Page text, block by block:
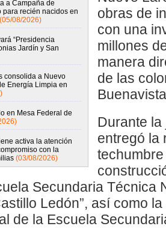
a Campaña de
para recién nacidos en
(05/08/2026)
“Presidencia
Jardín y San
consolida a Nuevo
Energía Limpia en
en Mesa Federal de
activa la atención
con la
(03/08/2026)
obras de
con una
millones
manera
de las
Durante
entregó la
Secundaria Técnica
Ledón”, así como
de la Escuela